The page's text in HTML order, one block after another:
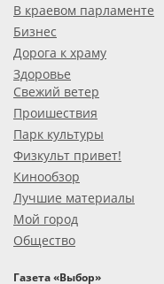
В краевом парламенте
Бизнес
Дорога к храму
Здоровье
Свежий ветер
Проишествия
Парк культуры
Физкульт привет!
Кинообзор
Лучшие материалы
Мой город
Общество
Газета «Выбор»